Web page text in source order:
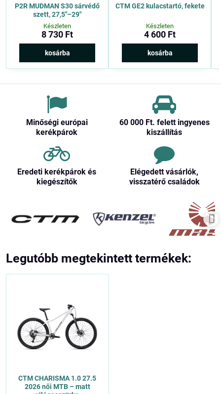
P2R MUDMAN S30 sárvédő
szett, 27,5″–29″
Készleten
8 730 Ft
kosárba
CTM GE2 kulacstartó, fekete
Készleten
4 600 Ft
kosárba
Minőségi európai
kerékpárok
60 000 Ft​. felett ingyenes
kiszállítás
Eredeti kerékpárok és
kiegészítők
Elégedett vásárlók,
visszatérő családok
Legutóbb megtekintett termékek:
CTM CHARISMA 1.0 27.5
2026 női MTB – matt